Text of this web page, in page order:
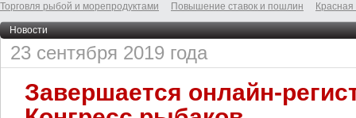
Торговля рыбой и морепродуктами
Повышение ставок и пошлин
Новости
23 сентября 2019 года
Завершается онлайн-